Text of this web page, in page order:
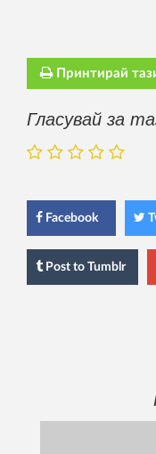
Принтирай
Гласувай за
Facebook
Post to Tumblr